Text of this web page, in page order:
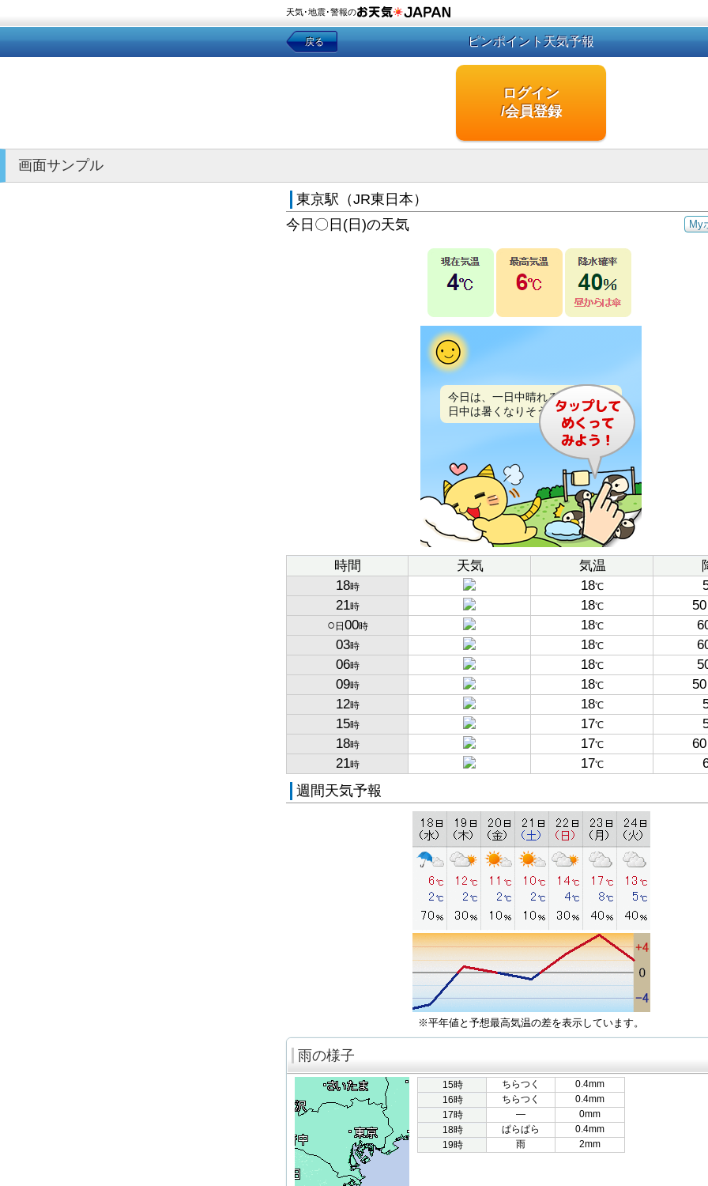
天気･地震･警報の
戻る ピンポイント天気予報
ログイン
/会員登録
画面サンプル
東京駅（JR東日本）
My
今日〇日(日)の天気
今日は、一日中晴れるでしょう。
日中は暑くなりそうです。
時間 天気 気温
18時 18℃
21時 18℃ 50
○ 日 00時 18℃
03時 18℃
06時 18℃
09時 18℃ 50
12時 18℃
15時 17℃
18時 17℃ 60
21時 17℃
週間天気予報
※平年値と予想最高気温の差を表示しています。
雨の様子
15時 ちらつく
0.4mm
16時
ちらつく
0.4mm
17時
―
0mm
18時
ぱらぱら
0.4mm
19時
雨 2mm